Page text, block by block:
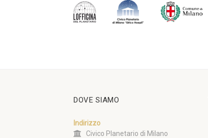
DOVE SIAMO
Indirizzo
Civico Planetario di Milano